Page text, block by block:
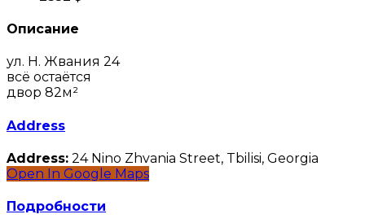
Описание
ул. Н. Жвания 24
всё остаётся
двор 82м²
Address
Address: 24 Nino Zhvania Street, Tbilisi, Georgia
Open In Google Maps
Подробности